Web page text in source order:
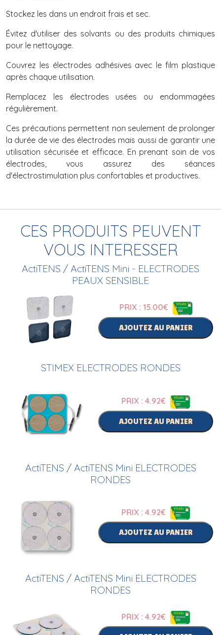
Stockez les dans un endroit frais et sec.
Évitez d'utiliser des solvants ou des produits chimiques
pour le nettoyage.
Couvrez les électrodes adhésives avec le film plastique
après chaque utilisation.
Remplacez les électrodes usées ou endommagées
régulièrement.
Ces précautions permettent non seulement de prolonger
la durée de vie des électrodes mais aussi de garantir une
utilisation sécurisée et efficace. En prenant soin de vos
électrodes, vous assurez des séances
d'électrostimulation plus confortables et productives.
CES PRODUITS PEUVENT
VOUS INTERESSER
ActiTENS / ActiTENS Mini - ELECTRODES
PEAUX SENSIBLE
PRIX : 15.00€
AJOUTEZ AU PANIER
STIMEX ELECTRODES RONDES
PRIX : 4.92€
AJOUTEZ AU PANIER
ActiTENS / ActiTENS Mini ELECTRODES
RONDES
PRIX : 4.92€
AJOUTEZ AU PANIER
ActiTENS / ActiTENS Mini ELECTRODES
RONDES
PRIX : 4.92€